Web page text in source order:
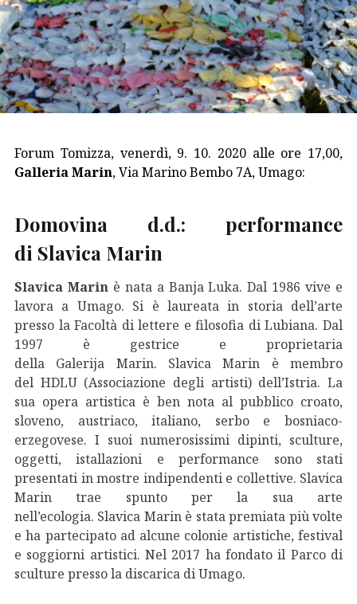
Forum Tomizza, venerdì, 9. 10. 2020 alle ore 17,00,
Galleria Marin, Via Marino Bembo 7A, Umago:
Domovina d.d.: performance
di Slavica Marin
Slavica Marin è nata a Banja Luka. Dal 1986 vive e
lavora a Umago. Si è laureata in storia dell’arte
presso la Facoltà di lettere e filosofia di Lubiana. Dal
1997 è gestrice e proprietaria
della Galerija Marin. Slavica Marin è membro
del HDLU (Associazione degli artisti) dell’Istria. La
sua opera artistica è ben nota al pubblico croato,
sloveno, austriaco, italiano, serbo e bosniaco-
erzegovese. I suoi numerosissimi dipinti, sculture,
oggetti, istallazioni e performance sono stati
presentati in mostre indipendenti e collettive. Slavica
Marin trae spunto per la sua arte
nell’ecologia. Slavica Marin è stata premiata più volte
e ha partecipato ad alcune colonie artistiche, festival
e soggiorni artistici. Nel 2017 ha fondato il Parco di
sculture presso la discarica di Umago.